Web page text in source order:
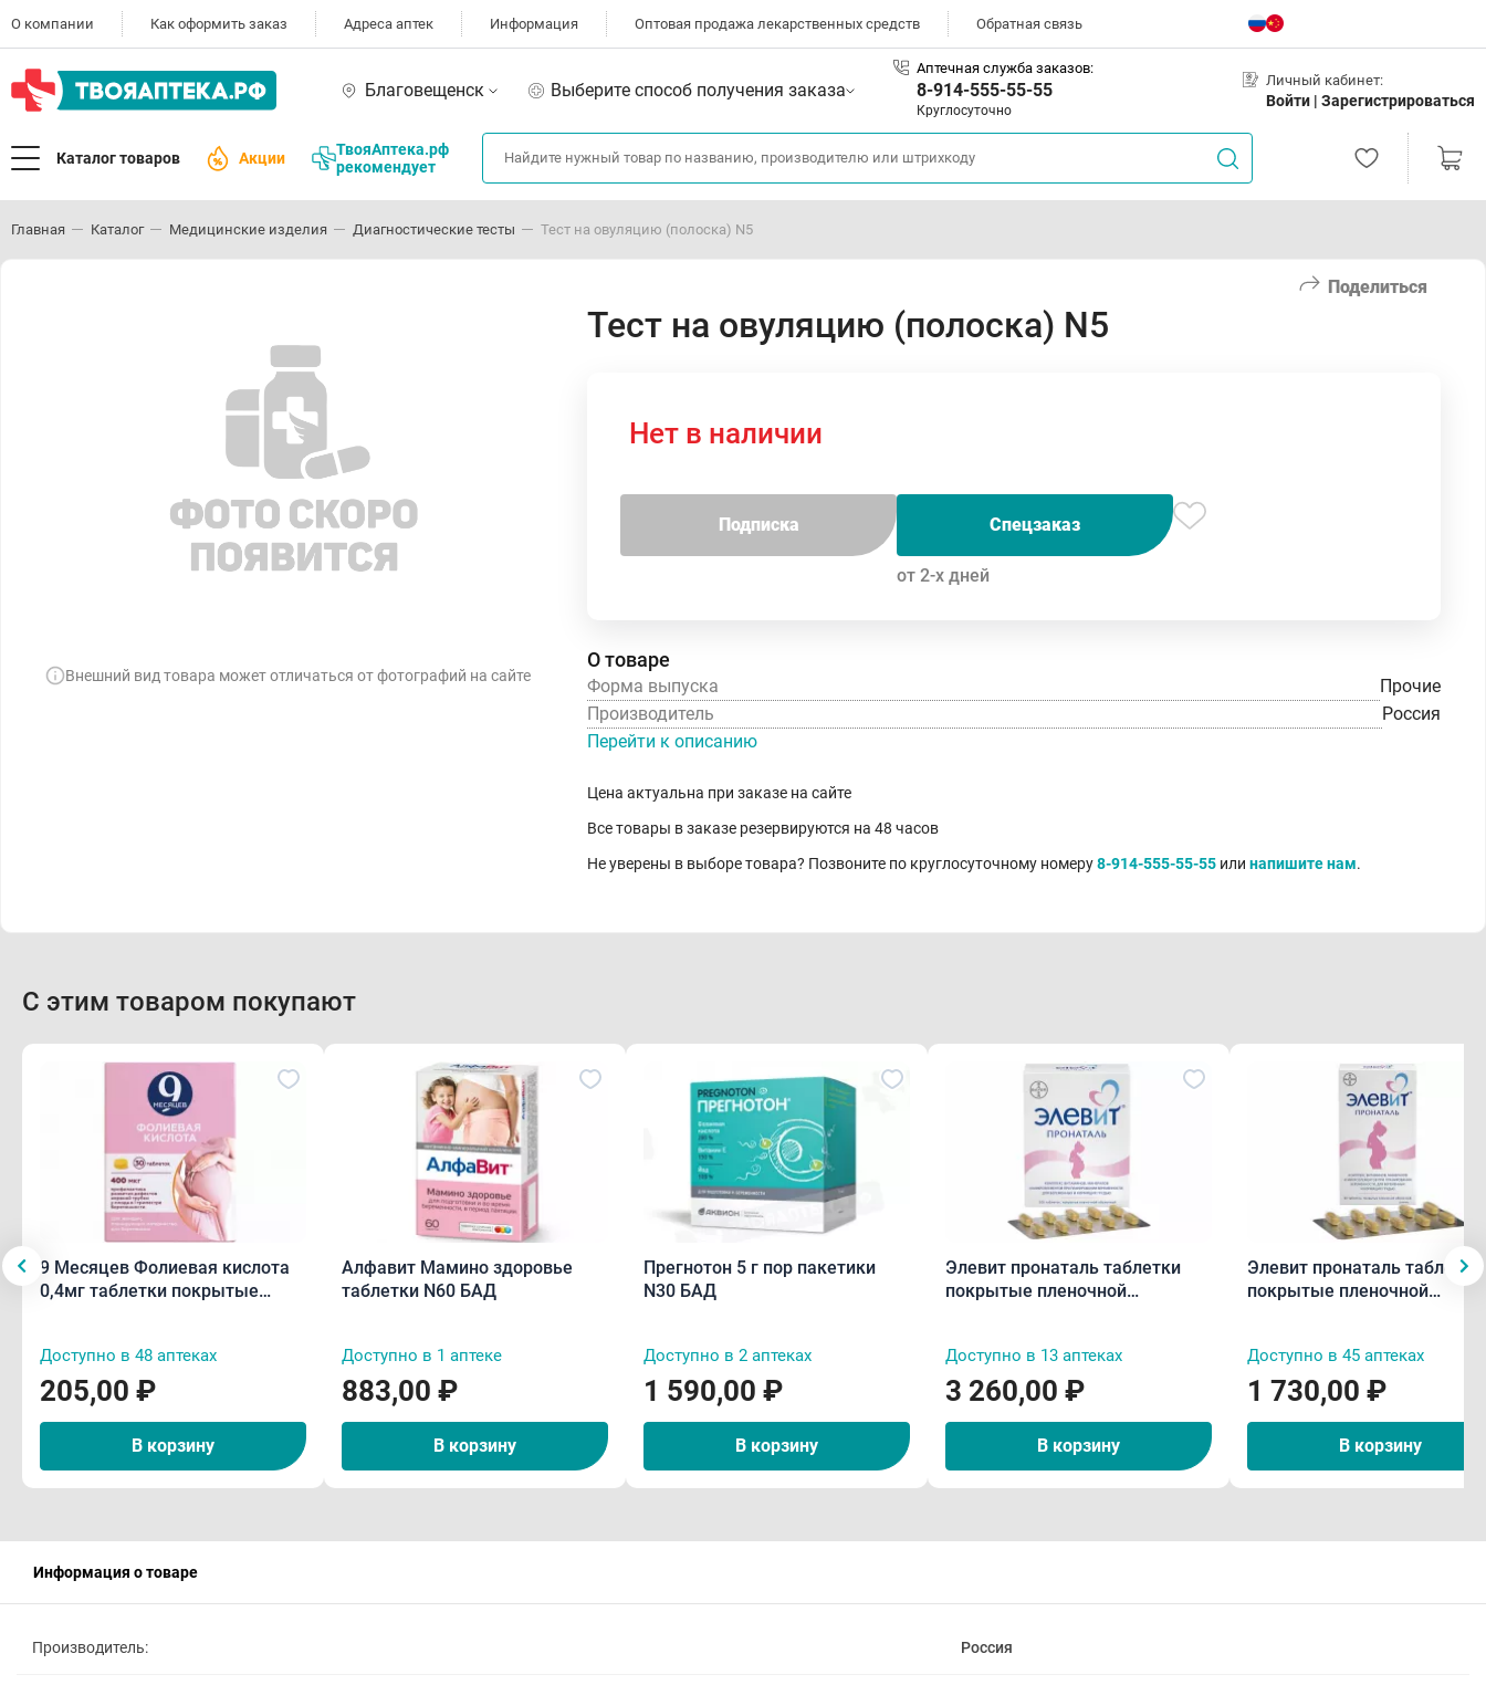
О компании Как оформить заказ Адреса аптек Информация Оптовая продажа лекарственных средств Обратная связь
Благовещенск Выберите способ получения заказа
Аптечная служба заказов:
8-914-555-55-55
Круглосуточно
Личный кабинет:
Войти | Зарегистрироваться
Каталог товаров Акции
ТвояАптека.рф
рекомендует
Главная Каталог Медицинские изделия Диагностические тесты Тест на овуляцию (полоска) N5
Поделиться
Внешний вид товара может отличаться от фотографий на сайте
Тест на овуляцию (полоска) N5
Нет в наличии
Подписка Спецзаказ
от 2-х дней
О товаре
Форма выпуска
Прочие
Производитель
Россия
Перейти к описанию
Цена актуальна при заказе на сайте
Все товары в заказе резервируются на 48 часов
Не уверены в выборе товара? Позвоните по круглосуточному номеру8-914-555-55-55 или напишите нам.
С этим товаром покупают
9 Месяцев Фолиевая кислота
0,4мг таблетки покрытые
Доступно в 48 аптеках
205,00 ₽
В корзину
Алфавит Мамино здоровье
таблетки N60 БАД
Доступно в 1 аптеке
883,00 ₽
В корзину
Прегнотон 5 г пор пакетики
N30 БАД
Доступно в 2 аптеках
1 590,00 ₽
В корзину
Элевит пронаталь таблетки
покрытые пленочной
Доступно в 13 аптеках
3 260,00 ₽
В корзину
Элевит пронаталь таблетки
покрытые пленочной
Доступно в 45 аптеках
1 730,00 ₽
В корзину
Информация о товаре
Производитель: Россия